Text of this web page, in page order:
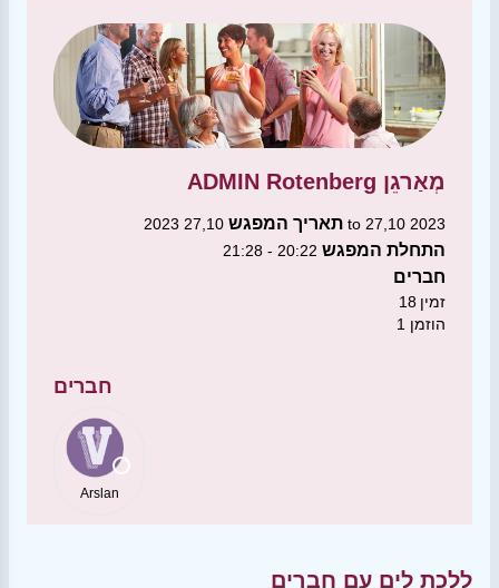
ADMIN Rotenberg מְאַרגֵן
תאריך המפגש 27,10 2023 to 27,10 2023
התחלת המפגש 20:22 - 21:28
חברים
18 זמין
1 הוזמן
חברים
Arslan
ללכת לים עם חברים